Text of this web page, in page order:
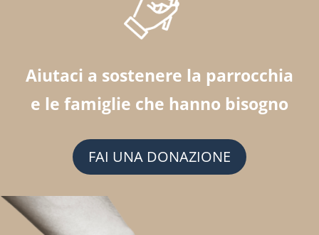
Aiutaci a sostenere la parrocchia
e le famiglie che hanno bisogno
FAI UNA DONAZIONE